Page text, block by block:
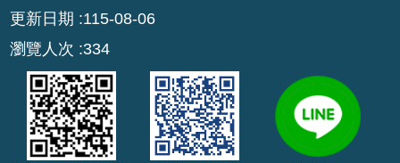
全
政
策
更新日期 115-08-06
瀏覽人次
334